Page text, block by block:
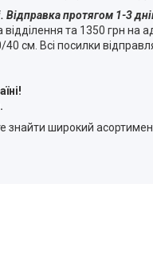
протягом 1-3
та 1350 грн
см. Всі посилки
широкий